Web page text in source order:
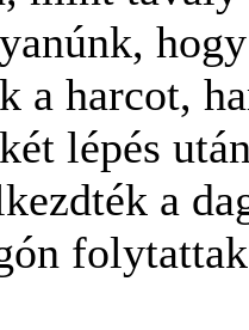
a harcot,
lépés
a